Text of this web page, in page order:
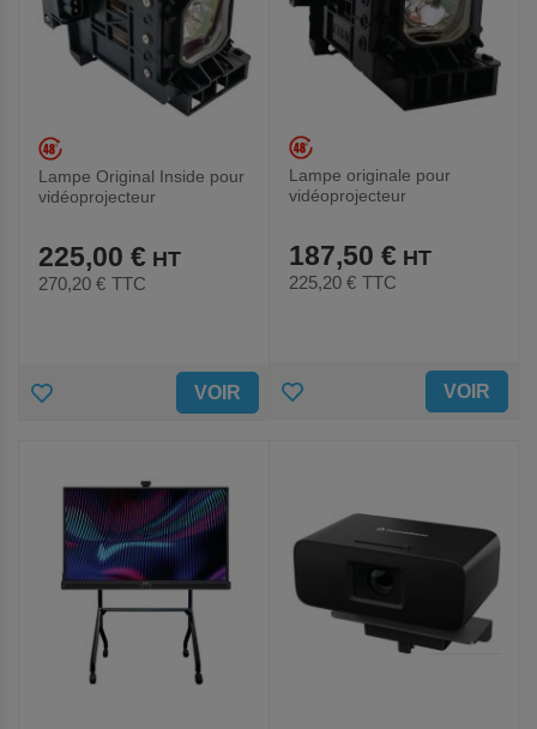
Lampe Original Inside pour
vidéoprojecteur
225,00 €
270,20 € TTC
AJOUTER VOIR
Lampe originale pour
vidéoprojecteur
187,50 €
225,20 € TTC
AJOUTER VOIR